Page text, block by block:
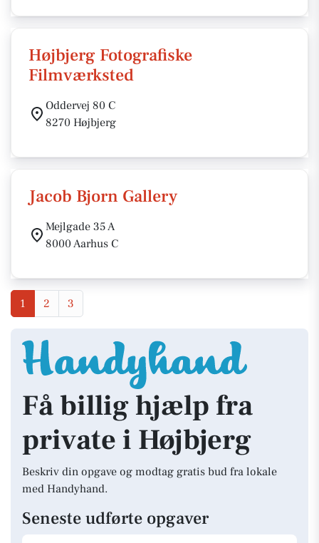
Højbjerg Fotografiske
Filmværksted
Oddervej 80 C
8270 Højbjerg
Jacob Bjorn Gallery
Mejlgade 35 A
8000 Aarhus C
1 2 3
Få billig hjælp fra
private i Højbjerg
Beskriv din opgave og modtag gratis bud fra lokale
med Handyhand.
Seneste udførte opgaver